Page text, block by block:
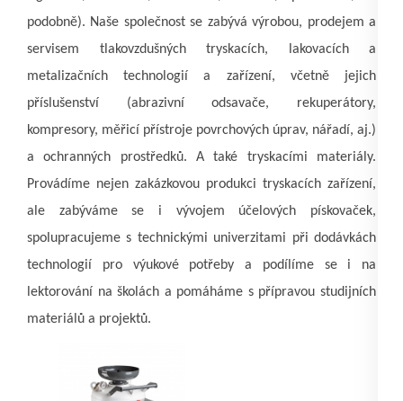
podobně). Naše společnost se zabývá výrobou, prodejem a
servisem tlakovzdušných tryskacích, lakovacích a
metalizačních technologií a zařízení, včetně jejich
příslušenství (abrazivní odsavače, rekuperátory,
kompresory, měřicí přístroje povrchových úprav, nářadí, aj.)
a ochranných prostředků. A také tryskacími materiály.
Provádíme nejen zakázkovou produkci tryskacích zařízení,
ale zabýváme se i vývojem účelových pískovaček,
spolupracujeme s technickými univerzitami při dodávkách
technologií pro výukové potřeby a podílíme se i na
lektorování na školách a pomáháme s přípravou studijních
materiálů a projektů.